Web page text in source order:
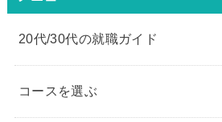
20代/30代の就職ガイド
コースを選ぶ